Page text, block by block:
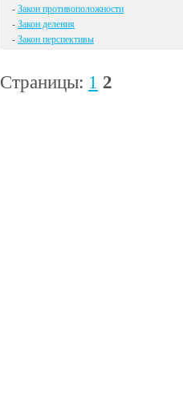
- Закон противоположности
- Закон деления
- Закон перспективы
Страницы: 1 2